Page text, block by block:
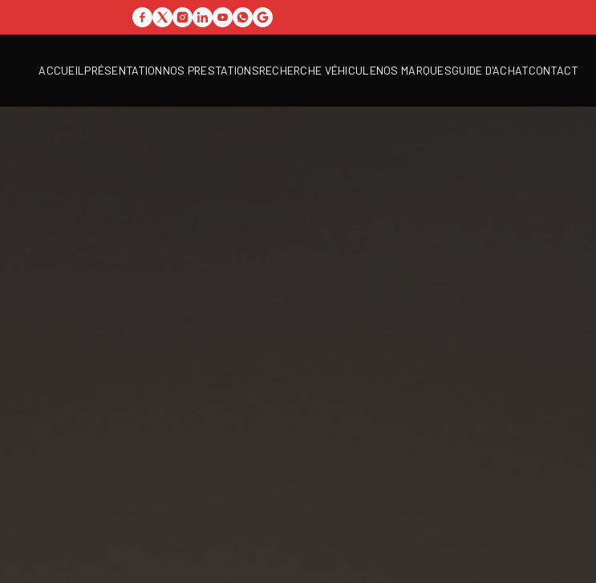
ACCUEIL PRÉSENTATIONNOS PRESTATIONSRECHERCHE VÉHICULENOS MARQUESGUIDE D'ACHATCONTACT